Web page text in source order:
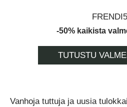
-50% kaikista
TUTUSTU
Vanhoja tuttuja ja uusia